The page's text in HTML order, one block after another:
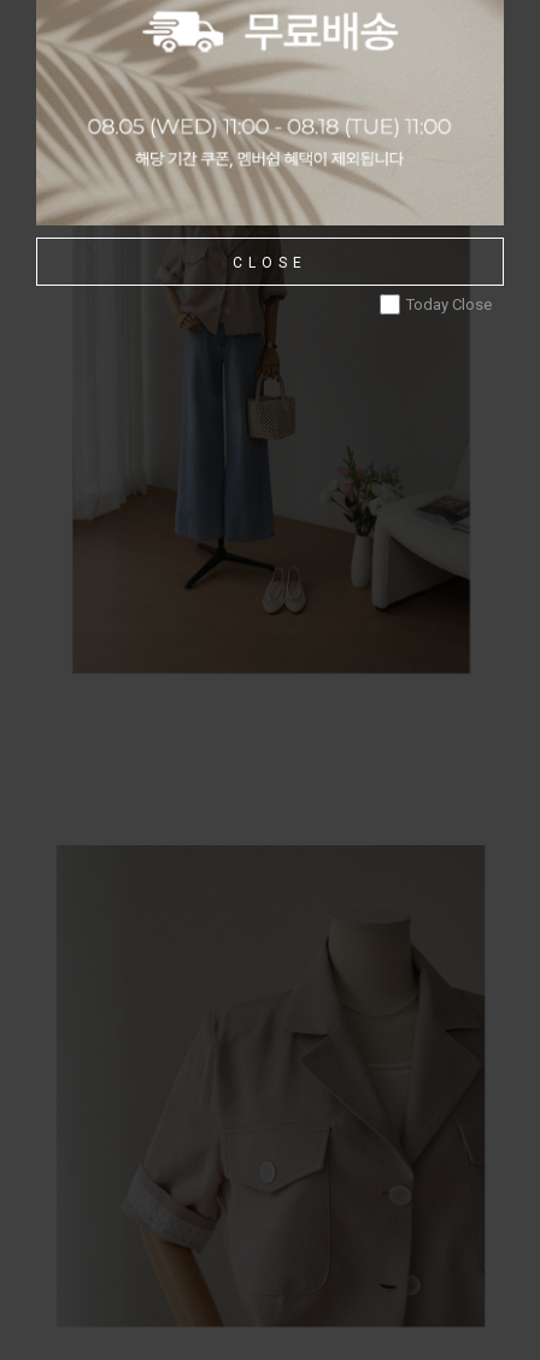
CLOSE
Today Close